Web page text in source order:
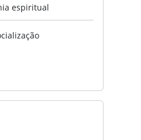
espiritual